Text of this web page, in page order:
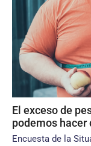
El exceso de
podemos hacer
Encuesta de la